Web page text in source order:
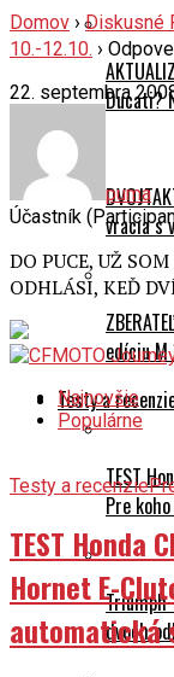
Ducati?
vracia s
edíciu
Testy a
TEST
Pre
Triumph
dvoch
Domov › Diskusné
10.-12.10. ›
22. septembra
puma
Účastník
DO PUCE, UŽ
ODHLÁSI, KEĎ
Najnovšie
Populárne
Testy a recenzie
TEST Honda
Hornet E-
automatická